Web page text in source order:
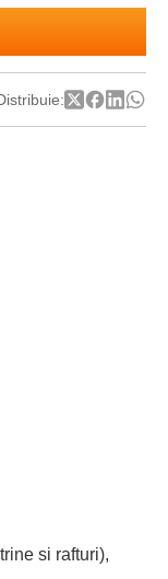
si rafturi),